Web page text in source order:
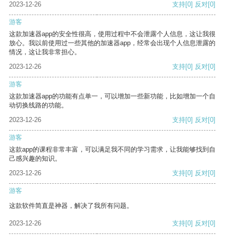
2023-12-26
支持[0] 反对[0]
游客
这款加速器app的安全性很高，使用过程中不会泄露个人信息，这让我很
放心。我以前使用过一些其他的加速器app，经常会出现个人信息泄露的
情况，这让我非常担心。
2023-12-26
支持[0] 反对[0]
游客
这款加速器app的功能有点单一，可以增加一些新功能，比如增加一个自
动切换线路的功能。
2023-12-26
支持[0] 反对[0]
游客
这款app的课程非常丰富，可以满足我不同的学习需求，让我能够找到自
己感兴趣的知识。
2023-12-26
支持[0] 反对[0]
游客
这款软件简直是神器，解决了我所有问题。
2023-12-26 支持[0] 反对[0]